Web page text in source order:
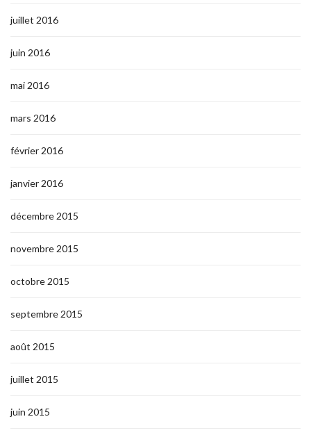
juillet 2016
juin 2016
mai 2016
mars 2016
février 2016
janvier 2016
décembre 2015
novembre 2015
octobre 2015
septembre 2015
août 2015
juillet 2015
juin 2015